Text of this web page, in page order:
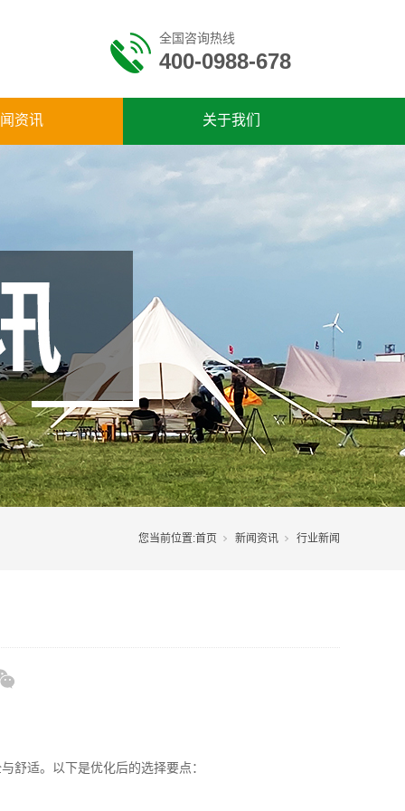
全国咨询热线
400-0988-678
资讯 关于我们
您当前位置:首页 新闻资讯 行业新闻
舒适。以下是优化后的选择要点：